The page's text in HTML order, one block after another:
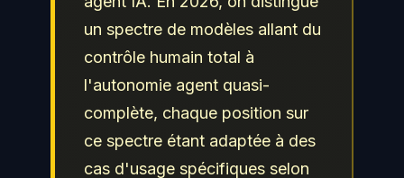
un spectre de modèles allant du
contrôle humain total à
l'autonomie agent quasi-
complète, chaque position sur
ce spectre étant adaptée à des
cas d'usage spécifiques selon